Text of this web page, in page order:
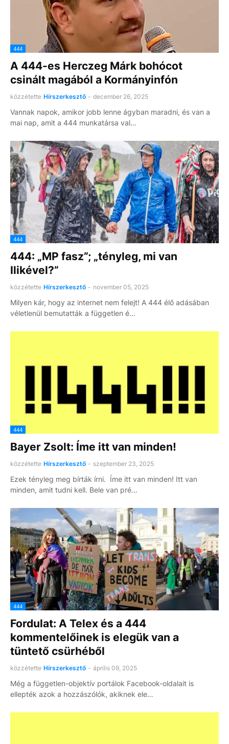
444
A 444-es Herczeg Márk bohócot
csinált magából a Kormányinfón
közzétette Hírszerkesztő - december 26, 2025
Vannak napok, amikor jobb lenne ágyban maradni, és van a
mai nap, amit a 444 munkatársa val…
444
444: „MP fasz”; „tényleg, mi van
Ilikével?”
közzétette Hírszerkesztő - november 05, 2025
Milyen kár, hogy az internet nem felejt! A 444 élő adásában
véletlenül bemutatták a független é…
444
Bayer Zsolt: Íme itt van minden!
közzétette Hírszerkesztő - szeptember 23, 2025
Ezek tényleg meg bírták írni. Íme itt van minden! Itt van
minden, amit tudni kell. Bele van pré…
444
Fordulat: A Telex és a 444
kommentelőinek is elegük van a
tüntető csürhéből
közzétette Hírszerkesztő - április 09, 2025
Még a független-objektív portálok Facebook-oldalait is
ellepték azok a hozzászólók, akiknek ele…